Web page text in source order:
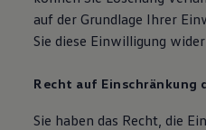
auf der Grundlage Ihrer
Sie diese Einwilligung
Recht auf Einschränkung
Sie haben das Recht, die